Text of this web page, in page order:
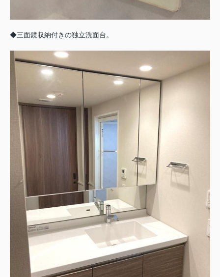
◆三面鏡収納付きの独立洗面台。